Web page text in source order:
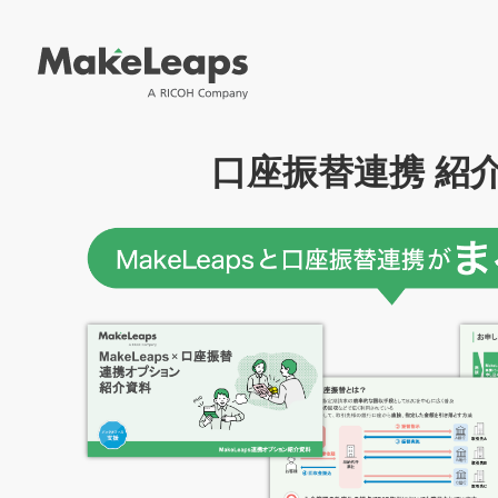
口座振替連携 紹